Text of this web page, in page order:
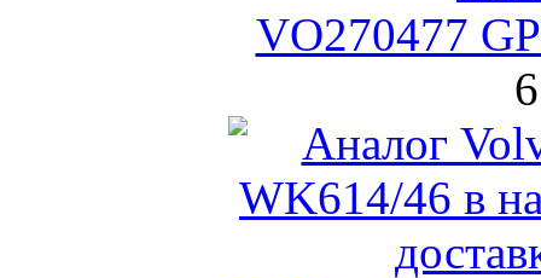
VO270477